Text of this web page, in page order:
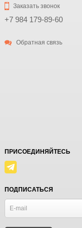
Заказать звонок
+7 984 179-89-60
Обратная связь
ПРИСОЕДИНЯЙТЕСЬ
ПОДПИСАТЬСЯ